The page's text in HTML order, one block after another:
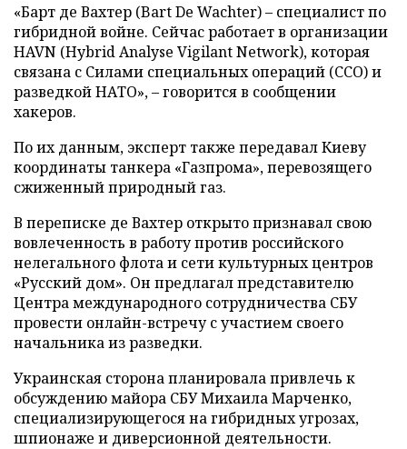
«Барт де Вахтер (Bart De Wachter) – специалист по
гибридной войне. Сейчас работает в организации
HAVN (Hybrid Analyse Vigilant Network), которая
связана с Силами специальных операций (ССО) и
разведкой НАТО», – говорится в сообщении
хакеров.
По их данным, эксперт также передавал Киеву
координаты танкера «Газпрома», перевозящего
сжиженный природный газ.
В переписке де Вахтер открыто признавал свою
вовлеченность в работу против российского
нелегального флота и сети культурных центров
«Русский дом». Он предлагал представителю
Центра международного сотрудничества СБУ
провести онлайн-встречу с участием своего
начальника из разведки.
Украинская сторона планировала привлечь к
обсуждению майора СБУ Михаила Марченко,
специализирующегося на гибридных угрозах,
шпионаже и диверсионной деятельности.